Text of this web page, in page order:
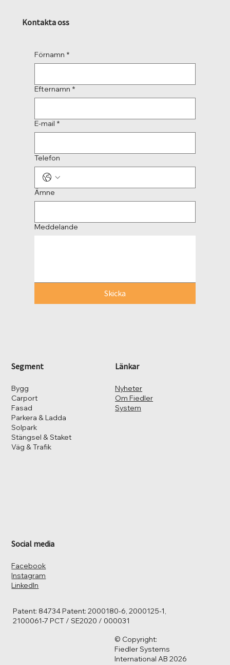
Segment
Bygg
Carport
Fasad
Parkera & Ladda
Solpark
Stängsel & Staket
Väg & Trafik
Länkar
Nyheter
Om Fiedler
System
Social media
Facebook
Instagram
LinkedIn
Kontakta oss
Förnamn *
Efternamn *
E-mail *
Telefon
Ämne
Meddelande
Skicka
Patent: 84734 Patent: 2000180-6, 2000125-1,
2100061-7 PCT / SE2020 / 000031
© Copyright:
Fiedler Systems
International AB 2026